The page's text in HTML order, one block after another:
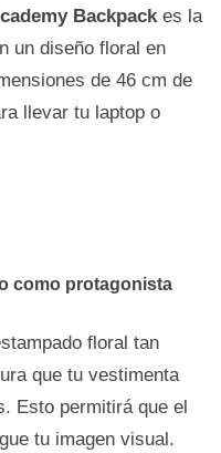
Backpackes la
un diseño floral en
de 46 cm de
llevar tu laptop o
como protagonista
floral tan
que tu vestimenta
Esto permitirá que el
tu imagen visual.